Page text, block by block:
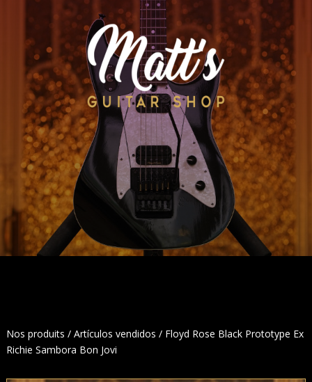
Nos produits / Artículos vendidos / Floyd Rose Black Prototype Ex
Richie Sambora Bon Jovi